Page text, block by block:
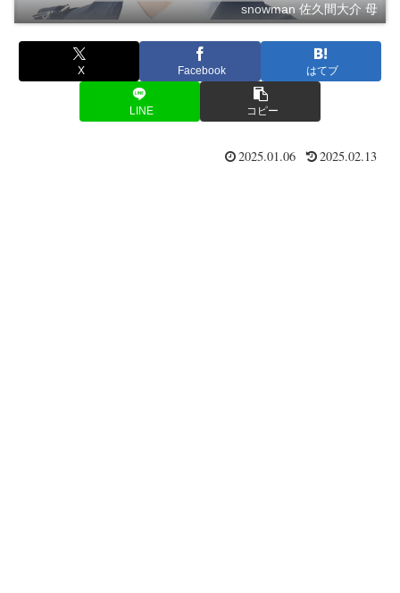
snowman 佐久間大介 母
X Facebook はてブ
LINE コピー
2025.01.06 2025.02.13